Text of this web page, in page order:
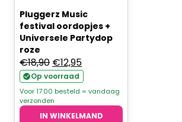
Pluggerz Music
festival oordopjes +
Universele Partydop
roze
€18,90 Oorspronkelijke
prijs
was:
€18,90.
€12,95Huidige
prijs
is:
€12,95.
Op voorraad
Voor 17.00 besteld = vandaag
verzonden
IN WINKELMAND